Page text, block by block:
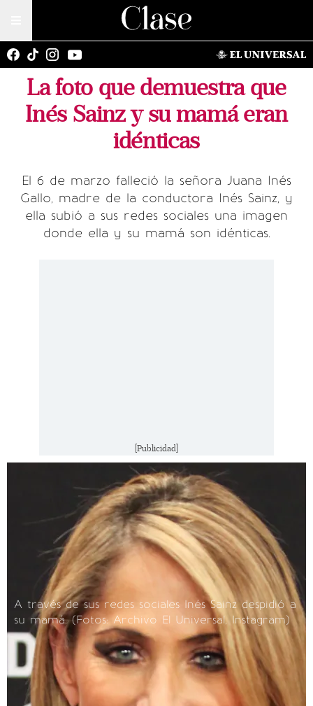
La foto que demuestra que
Inés Sainz y su mamá eran
idénticas
El 6 de marzo falleció la señora Juana Inés
Gallo, madre de la conductora Inés Sainz, y
ella subió a sus redes sociales una imagen
donde ella y su mamá son idénticas.
[Publicidad]
A través de sus redes sociales Inés Sainz despidió a
su mamá.(Fotos: Archivo El Universal, Instagram)